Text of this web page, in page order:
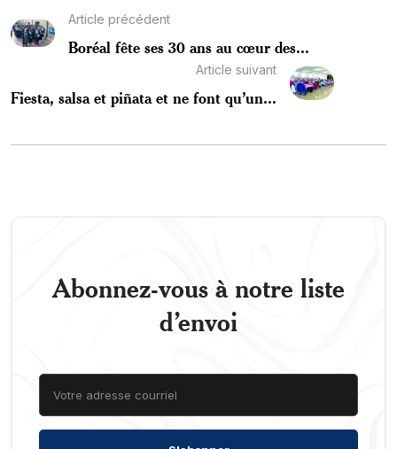
Article précédent
Boréal fête ses 30 ans au cœur des...
Article suivant
Fiesta, salsa et piñata et ne font qu’un...
Abonnez-vous à notre liste
d’envoi